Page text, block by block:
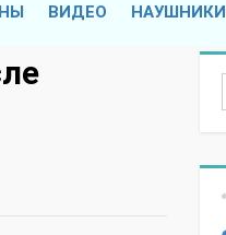
ВИДЕО НАУШНИКИ